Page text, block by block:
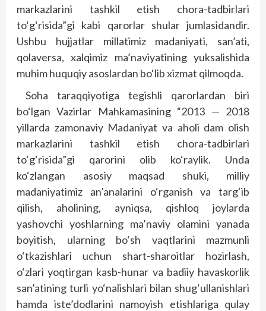
markazlarini tashkil etish chora-tadbirlari
to‘g‘risida”gi kabi qarorlar shular jumlasidandir.
Ushbu hujjatlar millatimiz madaniyati, san’ati,
qolaversa, xalqimiz ma’naviyatining yuksalishida
muhim huquqiy asoslardan bo‘lib xizmat qilmoqda.
Soha taraqqiyotiga tegishli qarorlardan biri
bo‘lgan Vazirlar Mahkamasining “2013 — 2018
yillarda zamonaviy Madaniyat va aholi dam olish
markazlarini tashkil etish chora-tadbirlari
to‘g‘risida”gi qarorini olib ko‘raylik. Unda
ko‘zlangan asosiy maqsad shuki, milliy
madaniyatimiz an’analarini o‘rganish va targ‘ib
qilish, aholining, ayniqsa, qishloq joylarda
yashovchi yoshlarning ma’naviy olamini yanada
boyitish, ularning bo‘sh vaqtlarini mazmunli
o‘tkazishlari uchun shart-sharoitlar hozirlash,
o‘zlari yoqtirgan kasb-hunar va badiiy havaskorlik
san’atining turli yo‘nalishlari bilan shug‘ullanishlari
hamda iste’dodlarini namoyish etishlariga qulay